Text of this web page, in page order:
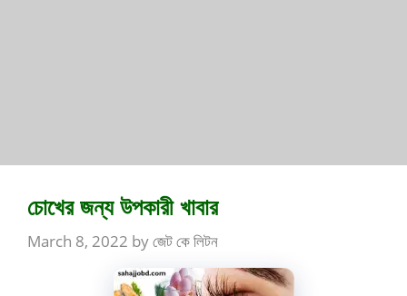
চোখের জন্য উপকারী খাবার
March 8, 2022 byজেট কে লিটন